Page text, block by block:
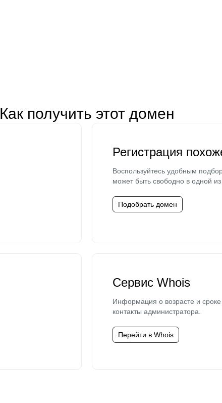
Как получить этот домен
Регистрация
Воспользуйтесь удобным
может быть свободно в одной
Подобрать домен
Сервис Whois
Информация о возрасте и сроке
контакты администратора.
Перейти в Whois